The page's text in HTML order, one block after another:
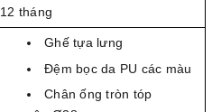
12 tháng
Ghế tựa lưng
Đệm bọc da PU các màu
Chân ống tròn tóp